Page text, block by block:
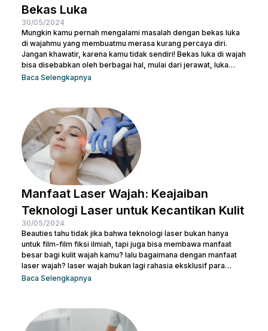
Bekas Luka
30/05/2024
Mungkin kamu pernah mengalami masalah dengan bekas luka
di wajahmu yang membuatmu merasa kurang percaya diri.
Jangan khawatir, karena kamu tidak sendiri! Bekas luka di wajah
bisa disebabkan oleh berbagai hal, mulai dari jerawat, luka
bakar, hingga bekas operasi. Ada banyak cara menghilangkan
beauties mengetahui cara terbaik menghilangkan bekas luka
agar kamu bisa kembali memiliki kulit yang mulus dan percaya...
Baca Selengkapnya
Manfaat Laser Wajah: Keajaiban
Teknologi Laser untuk Kecantikan Kulit
30/05/2024
Beauties tahu tidak jika bahwa teknologi laser bukan hanya
untuk film-film fiksi ilmiah, tapi juga bisa membawa manfaat
besar bagi kulit wajah kamu? lalu bagaimana dengan manfaat
laser wajah? laser wajah bukan lagi rahasia eksklusif para
selebriti atau ahli kecantikan. Ini adalah solusi modern yang
Jadi, jika kamu ingin memperbaiki tekstur kulit, menghilangkan
noda, atau meremajakan kulit tanpa harus melewati prosedur...
Baca Selengkapnya